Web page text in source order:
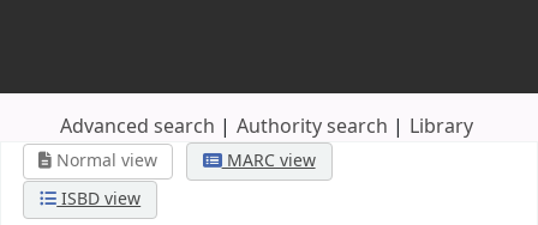
Advanced search Authority search Library
Normal view
MARC view
ISBD view